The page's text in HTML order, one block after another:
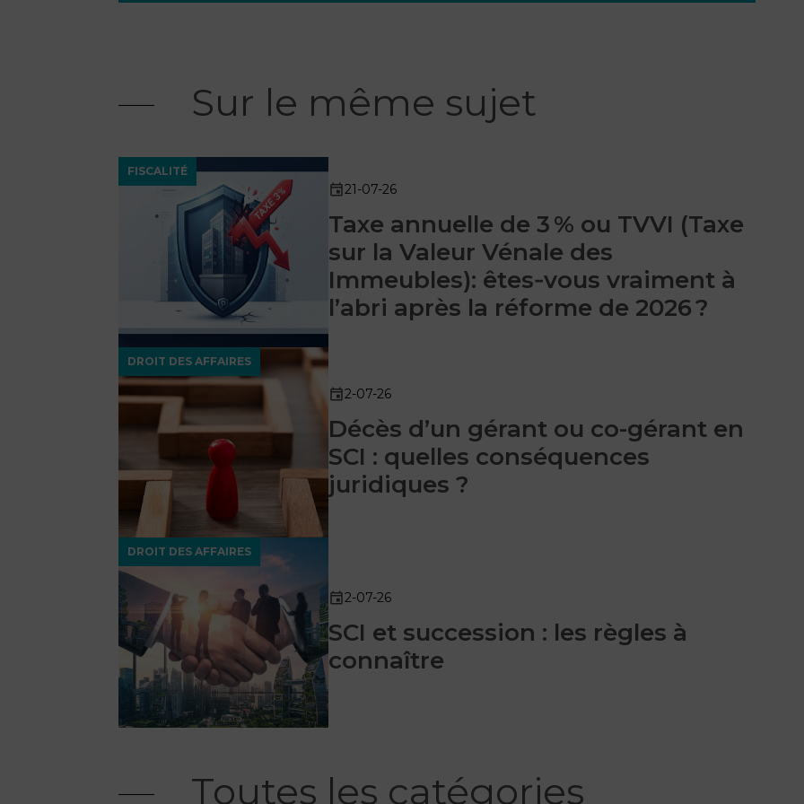
Sur le même sujet
FISCALITÉ
21-07-26
Taxe annuelle de 3 % ou TVVI (Taxe
sur la Valeur Vénale des
Immeubles): êtes‑vous vraiment à
l’abri après la réforme de 2026 ?
DROIT DES AFFAIRES
2-07-26
Décès d’un gérant ou co-gérant en
SCI : quelles conséquences
juridiques ?
DROIT DES AFFAIRES
2-07-26
SCI et succession : les règles à
connaître
Toutes les catégories